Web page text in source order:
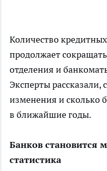
Количество
продолжает
отделения и
Эксперты рассказали,
изменения и сколько
в ближайшие годы.
Банков становится
статистика